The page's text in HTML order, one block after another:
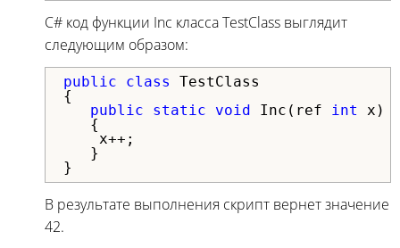
C# код функции Inc класса TestClass выглядит
следующим образом:
public class
TestClass
{
public
static void Inc(ref int
x)
{
x++;
}
}
В результате выполнения скрипт вернет значение
42.